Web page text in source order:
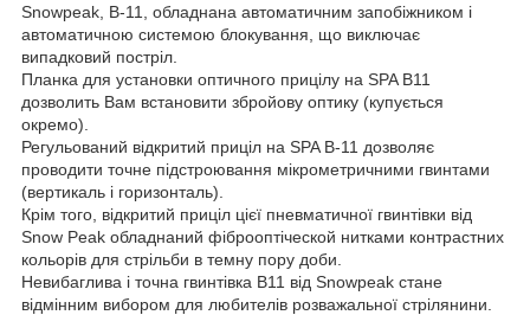
Snowpeak, B-11, обладнана автоматичним запобіжником і
автоматичною системою блокування, що виключає
випадковий постріл.
Планка для установки оптичного прицілу на SPA B11
дозволить Вам встановити збройову оптику (купується
окремо).
Регульований відкритий приціл на SPA B-11 дозволяє
проводити точне підстроювання мікрометричними гвинтами
(вертикаль і горизонталь).
Крім того, відкритий приціл цієї пневматичної гвинтівки від
Snow Peak обладнаний фіброоптіческой нитками контрастних
кольорів для стрільби в темну пору доби.
Невибаглива і точна гвинтівка B11 від Snowpeak стане
відмінним вибором для любителів розважальної стрілянини.